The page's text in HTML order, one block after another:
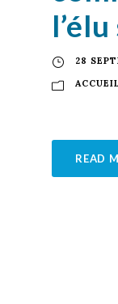
28
READ